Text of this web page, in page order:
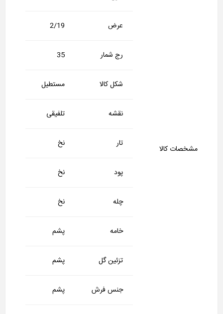
مشخصات کالا
عرض 2/19
رج شمار 35
شکل کالا مستطیل
نقشه تلفیقی
تار نخ
پود نخ
چله نخ
خامه پشم
تزئین گل پشم
جنس فرش پشم